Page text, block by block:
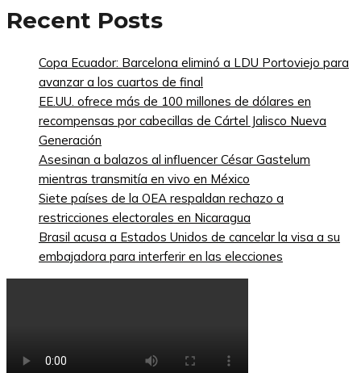
Recent Posts
Copa Ecuador: Barcelona eliminó a LDU Portoviejo para
avanzar a los cuartos de final
EE.UU. ofrece más de 100 millones de dólares en
recompensas por cabecillas de Cártel Jalisco Nueva
Generación
Asesinan a balazos al influencer César Gastelum
mientras transmitía en vivo en México
Siete países de la OEA respaldan rechazo a
restricciones electorales en Nicaragua
Brasil acusa a Estados Unidos de cancelar la visa a su
embajadora para interferir en las elecciones